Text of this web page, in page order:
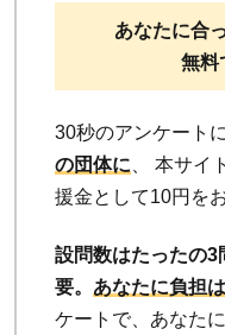
あなたに合
無料
30秒のアンケート
の団体に 、 本サイ
援金として10円を
設問数はたったの3
要。 あなたに負担
ケートで、あなた